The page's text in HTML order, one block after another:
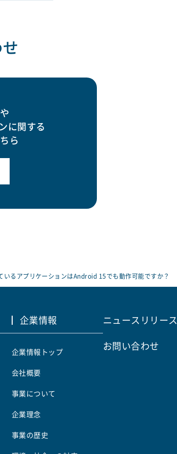
に関する
ら
るアプリケーションはAndroid 15でも動作可能ですか？
企業情報
企業情報トップ
会社概要
事業について
企業理念
事業の歴史
ニュースリリース
お問い合わせ